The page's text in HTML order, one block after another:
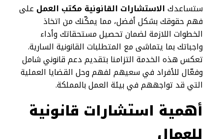
ستساعدكالاستشارات القانونية مكتب العمل على
فهم حقوقك بشكل أفضل، مما يمكّنك من اتخاذ
الخطوات اللازمة لضمان تحصيل مستحقاتك وأداء
واجباتك بما يتماشى مع المتطلبات القانونية السارية.
تعكس هذه الخدمة التزامنا بتقديم دعم قانوني شامل
وفعّال للأفراد في سعيهم لفهم وحل القضايا العملية
التي قد تواجههم في بيئة العمل بالمملكة.
أهمية استشارات قانونية